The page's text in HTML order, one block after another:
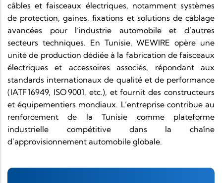
câbles et faisceaux électriques, notamment systèmes
de protection, gaines, fixations et solutions de câblage
avancées pour l’industrie automobile et d’autres
secteurs techniques. En Tunisie, WEWIRE opère une
unité de production dédiée à la fabrication de faisceaux
électriques et accessoires associés, répondant aux
standards internationaux de qualité et de performance
(IATF 16949, ISO 9001, etc.), et fournit des constructeurs
et équipementiers mondiaux. L’entreprise contribue au
renforcement de la Tunisie comme plateforme
industrielle compétitive dans la chaîne
d’approvisionnement automobile globale.